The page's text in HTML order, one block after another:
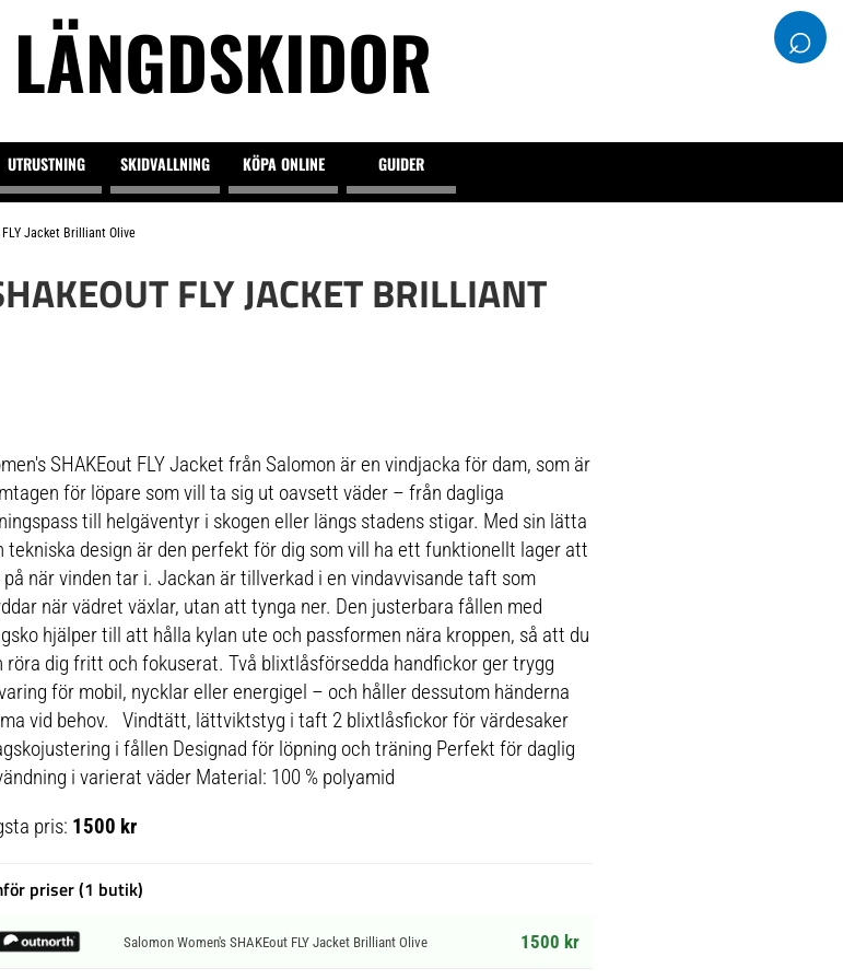
LÄNGDSKIDOR ⌕
UTRUSTNING SKIDVALLNING KÖPA ONLINE GUIDER
FLY Jacket Brilliant Olive
FLY JACKET BRILLIANT
SHAKEout FLY Jacket från Salomon är en vindjacka för dam, som är
för löpare som vill ta sig ut oavsett väder – från dagliga
till helgäventyr i skogen eller längs stadens stigar. Med sin lätta
tekniska design är den perfekt för dig som vill ha ett funktionellt lager att
när vinden tar i. Jackan är tillverkad i en vindavvisande taft som
när vädret växlar, utan att tynga ner. Den justerbara fållen med
hjälper till att hålla kylan ute och passformen nära kroppen, så att du
röra dig fritt och fokuserat. Två blixtlåsförsedda handfickor ger trygg
för mobil, nycklar eller energigel – och håller dessutom händerna
vid behov. Vindtätt, lättviktstyg i taft 2 blixtlåsfickor för värdesaker
i fållen Designad för löpning och träning Perfekt för daglig
i varierat väder Material: 100 % polyamid
pris: 1500 kr
priser (1 butik)
Salomon Women's SHAKEout FLY Jacket Brilliant Olive 1500 kr